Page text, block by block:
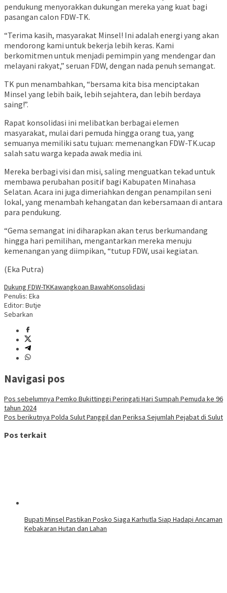
pendukung menyorakkan dukungan mereka yang kuat bagi
pasangan calon FDW-TK.
“Terima kasih, masyarakat Minsel! Ini adalah energi yang akan
mendorong kami untuk bekerja lebih keras. Kami
berkomitmen untuk menjadi pemimpin yang mendengar dan
melayani rakyat,” seruan FDW, dengan nada penuh semangat.
TK pun menambahkan, “bersama kita bisa menciptakan
Minsel yang lebih baik, lebih sejahtera, dan lebih berdaya
saing!”.
Rapat konsolidasi ini melibatkan berbagai elemen
masyarakat, mulai dari pemuda hingga orang tua, yang
semuanya memiliki satu tujuan: memenangkan FDW-TK.ucap
salah satu warga kepada awak media ini.
Mereka berbagi visi dan misi, saling menguatkan tekad untuk
membawa perubahan positif bagi Kabupaten Minahasa
Selatan. Acara ini juga dimeriahkan dengan penampilan seni
lokal, yang menambah kehangatan dan kebersamaan di antara
para pendukung.
“Gema semangat ini diharapkan akan terus berkumandang
hingga hari pemilihan, mengantarkan mereka menuju
kemenangan yang diimpikan, “tutup FDW, usai kegiatan.
(Eka Putra)
Dukung FDW-TKKawangkoan BawahKonsolidasi
Penulis: Eka
Editor: Butje
Sebarkan
Navigasi pos
Pos sebelumnya Pemko Bukittinggi Peringati Hari Sumpah Pemuda ke 96
tahun 2024
Pos berikutnya Polda Sulut Panggil dan Periksa Sejumlah Pejabat di Sulut
Pos terkait
Bupati Minsel Pastikan Posko Siaga Karhutla Siap Hadapi Ancaman
Kebakaran Hutan dan Lahan